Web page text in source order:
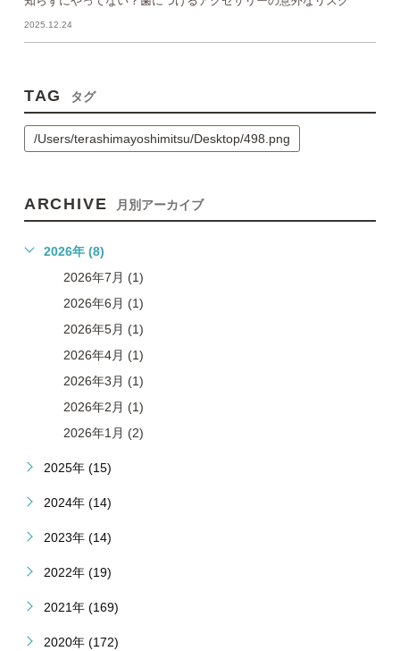
2025.12.24
TAG タグ
/Users/terashimayoshimitsu/Desktop/498.png
ARCHIVE 月別アーカイブ
2026年 (8)
2026年7月 (1)
2026年6月 (1)
2026年5月 (1)
2026年4月 (1)
2026年3月 (1)
2026年2月 (1)
2026年1月 (2)
2025年 (15)
2024年 (14)
2023年 (14)
2022年 (19)
2021年 (169)
2020年 (172)